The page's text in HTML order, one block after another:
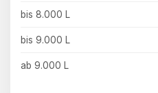
bis 8.000 L
bis 9.000 L
ab 9.000 L